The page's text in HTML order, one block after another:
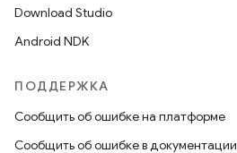
Download Studio
Android NDK
ПОДДЕРЖКА
Сообщить об ошибке на платформе
Сообщить об ошибке в документации